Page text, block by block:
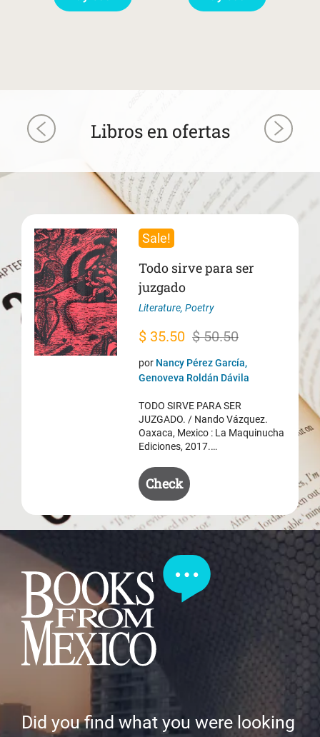
Libros en ofertas
Sale!
Todo sirve para ser
juzgado
Literature,Poetry
$50.50
Original
price
was:
$ 50.50.
$ 35.50
Current
price
is:
$ 35.50.
por Nancy Pérez García,
Genoveva Roldán Dávila
TODO SIRVE PARA SER
JUZGADO. / Nando Vázquez.
Oaxaca, Mexico : La Maquinucha
Ediciones, 2017.…
Check
Did you find what you were looking